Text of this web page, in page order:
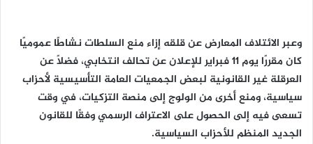
وعبر الائتلاف المعارض عن قلقه إزاء منع السلطات نشاطًا عموميًا
كان مقررًا يوم 11 فبراير للإعلان عن تحالف انتخابي، فضلًا عن
العرقلة غير القانونية لبعض الجمعيات العامة التأسيسية لأحزاب
سياسية، ومنع أخرى من الولوج إلى منصة التزكيات، في وقت
تسعى فيه إلى الحصول على الاعتراف الرسمي وفقًا للقانون
الجديد المنظم للأحزاب السياسية.